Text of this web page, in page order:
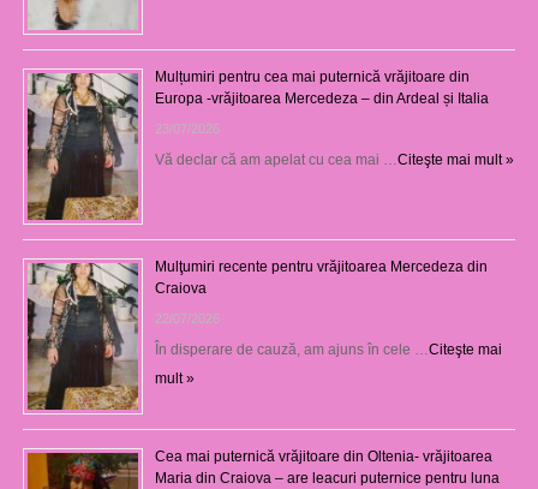
Mulțumiri pentru cea mai puternică vrăjitoare din
Europa -vrăjitoarea Mercedeza – din Ardeal și Italia
23/07/2026
Vă declar că am apelat cu cea mai … Citeşte mai mult »
Mulţumiri recente pentru vrăjitoarea Mercedeza din
Craiova
22/07/2026
În disperare de cauză, am ajuns în cele … Citeşte mai
mult »
Cea mai puternică vrăjitoare din Oltenia- vrăjitoarea
Maria din Craiova – are leacuri puternice pentru luna